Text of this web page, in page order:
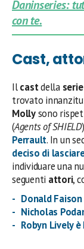
Daninseries:
con te.
Cast,
Ilcastdella
trovato
Mollysono
(Agents of SHIELD
Perrault. In un
deciso di
individuare una
seguenti attori,
Donald
Nicholas
Robyn Lively